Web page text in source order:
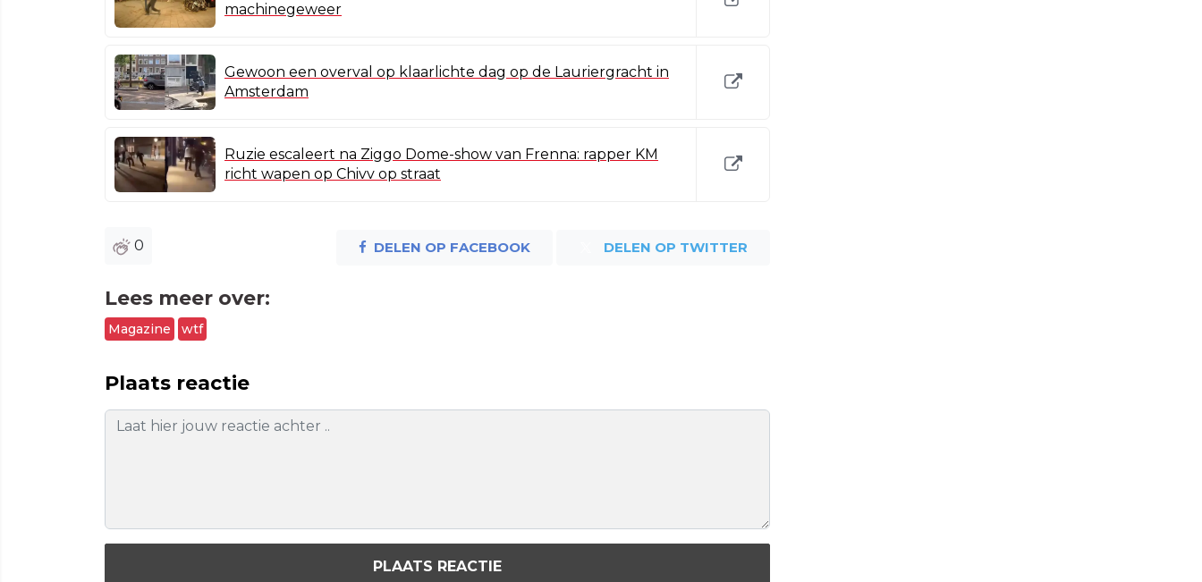
machinegeweer
Gewoon een overval op klaarlichte dag op de Lauriergracht in
Amsterdam
Ruzie escaleert na Ziggo Dome-show van Frenna: rapper KM
richt wapen op Chivv op straat
0 DELEN OP FACEBOOK DELEN OP TWITTER
Lees meer over:
Magazine wtf
Plaats reactie
PLAATS REACTIE